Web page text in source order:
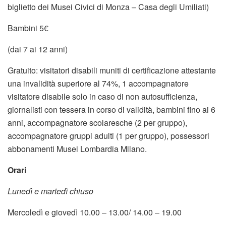
biglietto dei Musei Civici di Monza – Casa degli Umiliati)
Bambini 5€
(dai 7 ai 12 anni)
Gratuito: visitatori disabili muniti di certificazione attestante
una invalidità superiore al 74%, 1 accompagnatore
visitatore disabile solo in caso di non autosufficienza,
giornalisti con tessera in corso di validità, bambini fino ai 6
anni, accompagnatore scolaresche (2 per gruppo),
accompagnatore gruppi adulti (1 per gruppo), possessori
abbonamenti Musei Lombardia Milano.
Orari
Lunedì e martedì chiuso
Mercoledì e giovedì 10.00 – 13.00/ 14.00 – 19.00